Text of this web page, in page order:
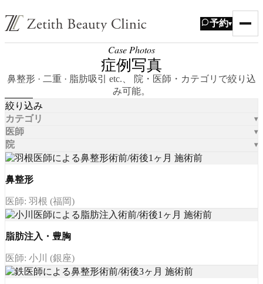
予約▾
Case Photos
症例写真
鼻整形 · 二重 · 脂肪吸引 etc.、 院・医師・カテゴリで絞り込
み可能。
絞り込み
カテゴリ
医師
院
鼻整形
医師: 羽根 (福岡)
脂肪注入・豊胸
医師: 小川 (銀座)